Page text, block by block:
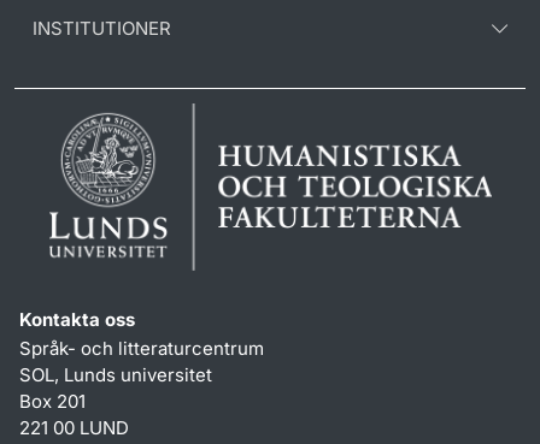
INSTITUTIONER
Kontakta oss
Språk- och litteraturcentrum
SOL, Lunds universitet
Box 201
221 00 LUND